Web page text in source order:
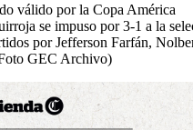
válido por la Copa América
se impuso por 3-1 a la
por Jefferson Farfán,
GEC Archivo)